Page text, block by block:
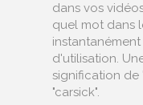
dans vos
quel mot dans
d'utilisation.
signification de
"carsick".